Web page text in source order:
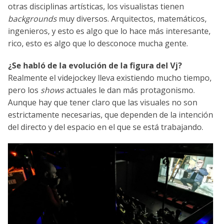
otras disciplinas artísticas, los visualistas tienen
backgroundsmuy diversos. Arquitectos, matemáticos,
ingenieros, y esto es algo que lo hace más interesante,
rico, esto es algo que lo desconoce mucha gente.
¿Se habló de la evolución de la figura del Vj?
Realmente el videjockey lleva existiendo mucho tiempo,
pero los showsactuales le dan más protagonismo.
Aunque hay que tener claro que las visuales no son
estrictamente necesarias, que dependen de la intención
del directo y del espacio en el que se está trabajando.